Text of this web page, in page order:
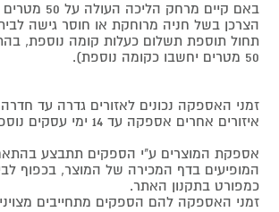
באם קיים מרחק
הצרכן בשל חניה מרוחקת או חוסר גישה
תחול תוספת תשלום כעלות קומה נוספת,
50 מטרים יחשבו כקומה נוספת).
זמני האספקה נכונים לאזורים גדרה עד חדרה
איזורים אחרים אספקה עד 14 ימי עסקים נוספים
אספקת המוצרים ע"י הספקים תתבצע
המופיעים בדף המכירה של המוצר, בכפוף
כמפורט בתקנון האתר.
זמני האספקה להם הספקים מתחייבים